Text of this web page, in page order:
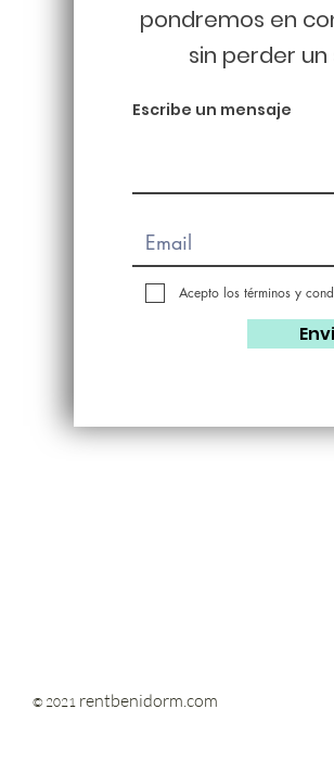
pondremos en
sin perder
Escribe un mensaje
Acepto los términos y
© 2021 rentbenidorm.com